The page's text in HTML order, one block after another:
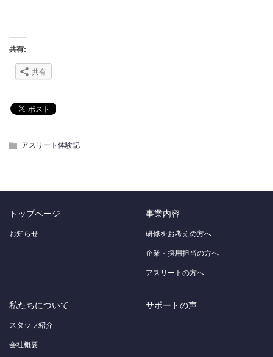
共有:
共有
アスリート体験記
トップページ
お知らせ
事業内容
研修をお考えの方へ
企業・採用担当の方へ
アスリートの方へ
私たちについて
スタッフ紹介
会社概要
サポートの声